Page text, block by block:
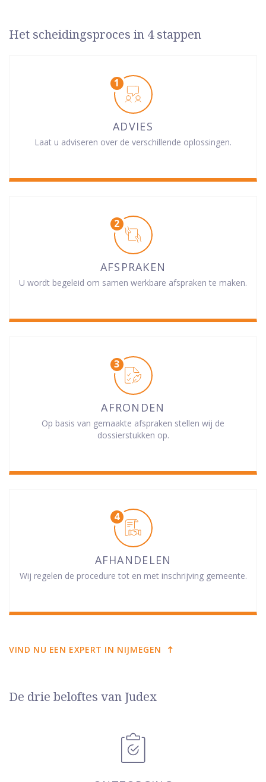
Het scheidingsproces in 4 stappen
ADVIES
Laat u adviseren over de verschillende oplossingen.
AFSPRAKEN
U wordt begeleid om samen werkbare afspraken te maken.
AFRONDEN
Op basis van gemaakte afspraken stellen wij de
dossierstukken op.
AFHANDELEN
Wij regelen de procedure tot en met inschrijving gemeente.
VIND NU EEN EXPERT IN NIJMEGEN
De drie beloftes van Judex